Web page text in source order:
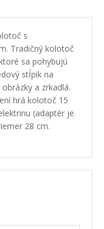
s
. Tradičný kolotoč
sa pohybujú
stĺpik na
obrázky a zrkadlá.
hrá kolotoč 15
(adaptér je
28 cm.